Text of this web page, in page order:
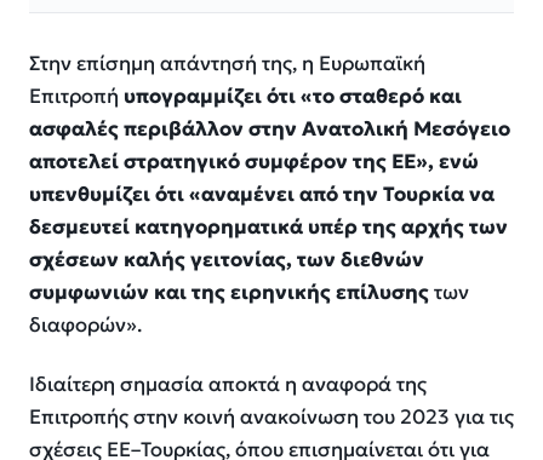
Στην επίσημη απάντησή της, η Ευρωπαϊκή
Επιτροπή υπογραμμίζει ότι «το σταθερό και
ασφαλές περιβάλλον στην Ανατολική Μεσόγειο
αποτελεί στρατηγικό συμφέρον της ΕΕ», ενώ
υπενθυμίζει ότι «αναμένει από την Τουρκία να
δεσμευτεί κατηγορηματικά υπέρ της αρχής των
σχέσεων καλής γειτονίας, των διεθνών
συμφωνιών και της ειρηνικής επίλυσηςτων
διαφορών».
Ιδιαίτερη σημασία αποκτά η αναφορά της
Επιτροπής στην κοινή ανακοίνωση του 2023 για τις
σχέσεις ΕΕ–Τουρκίας, όπου επισημαίνεται ότι για